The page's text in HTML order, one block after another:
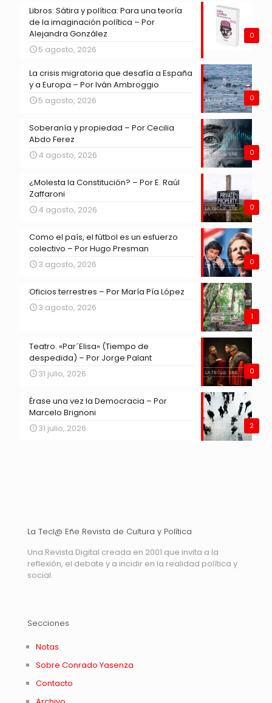
0
Libros: Sátira y política: Para una teoría
de la imaginación política – Por
Alejandra González
5 agosto, 2026
0
La crisis migratoria que desafía a España
y a Europa – Por Iván Ambroggio
5 agosto, 2026
0
Soberanía y propiedad – Por Cecilia
Abdo Ferez
4 agosto, 2026
0
¿Molesta la Constitución? – Por E. Raúl
Zaffaroni
4 agosto, 2026
0
Como el país, el fútbol es un esfuerzo
colectivo – Por Hugo Presman
3 agosto, 2026
1
Oficios terrestres – Por María Pía López
3 agosto, 2026
0
Teatro. «Par´Elisa» (Tiempo de
despedida) – Por Jorge Palant
31 julio, 2026
2
Érase una vez la Democracia – Por
Marcelo Brignoni
31 julio, 2026
La Tecl@ Eñe Revista de Cultura y Política
Una Revista Digital creada en 2001 que invita a la
reflexión, el debate y a incidir en la realidad política y
social.
Secciones
Notas
Sobre Conrado Yasenza
Contacto